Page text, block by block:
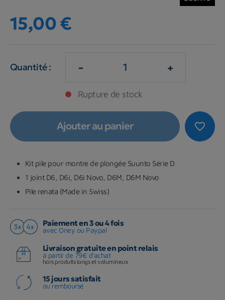
15,00 €
Quantité : - +
Rupture de stock
favorite_border
Ajouter au panier
Kit pile pour montre de plongée Suunto Série D
1 joint D6, D6i, D6i Novo, D6M, D6M Novo
Pile renata (Made in Swiss)
Paiement en 3 ou 4 fois
avec Oney ou Paypal
Livraison gratuite en point relais
à partir de 79€ d'achat
hors produits longs et volumineux
15 jours satisfait
ou remboursé